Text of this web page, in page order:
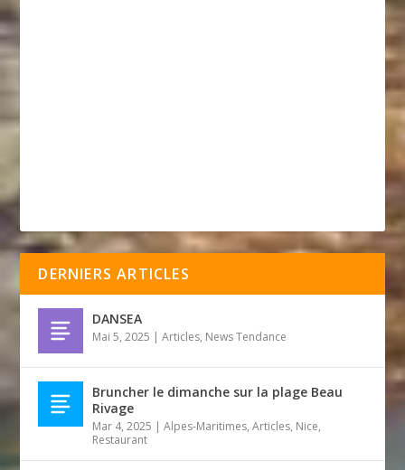
DERNIERS ARTICLES
DANSEA
Mai 5, 2025 |Articles, News Tendance
Bruncher le dimanche sur la plage Beau
Rivage
Mar 4, 2025 |Alpes-Maritimes,Articles, Nice,
Restaurant